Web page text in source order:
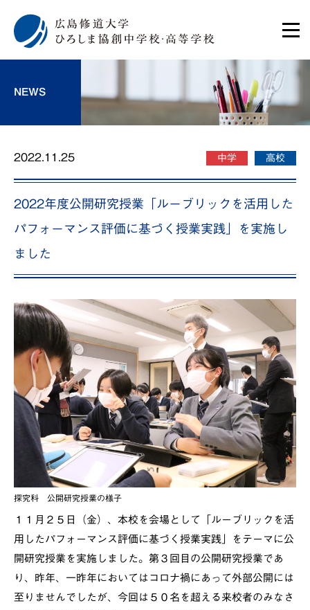
NEWS
2022.11.25 中学 高校
2022年度公開研究授業「ルーブリックを活用した
パフォーマンス評価に基づく授業実践」を実施し
ました
探究科 公開研究授業の様子
１１月２５日（金）、本校を会場として「ルーブリックを活
用したパフォーマンス評価に基づく授業実践」をテーマに公
開研究授業を実施しました。第３回目の公開研究授業であ
り、昨年、一昨年においてはコロナ禍にあって外部公開には
至りませんでしたが、今回は５０名を超える来校者のみなさ